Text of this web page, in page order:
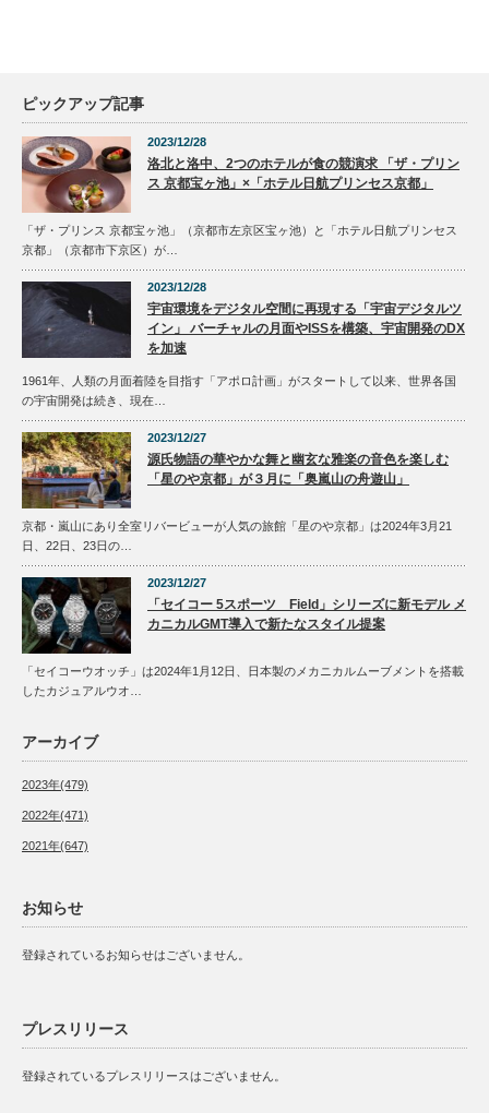
ピックアップ記事
2023/12/28
洛北と洛中、2つのホテルが食の競演求 「ザ・プリン
ス 京都宝ヶ池」×「ホテル日航プリンセス京都」
「ザ・プリンス 京都宝ヶ池」（京都市左京区宝ヶ池）と「ホテル日航プリンセス
京都」（京都市下京区）が…
2023/12/28
宇宙環境をデジタル空間に再現する「宇宙デジタルツ
イン」 バーチャルの月面やISSを構築、宇宙開発のDX
を加速
1961年、人類の月面着陸を目指す「アポロ計画」がスタートして以来、世界各国
の宇宙開発は続き、現在…
2023/12/27
源氏物語の華やかな舞と幽玄な雅楽の音色を楽しむ
「星のや京都」が３月に「奥嵐山の舟遊山」
京都・嵐山にあり全室リバービューが人気の旅館「星のや京都」は2024年3月21
日、22日、23日の…
2023/12/27
「セイコー 5スポーツ Field」シリーズに新モデル メ
カニカルGMT導入で新たなスタイル提案
「セイコーウオッチ」は2024年1月12日、日本製のメカニカルムーブメントを搭載
したカジュアルウオ…
アーカイブ
2023年(479)
2022年(471)
2021年(647)
お知らせ
登録されているお知らせはございません。
プレスリリース
登録されているプレスリリースはございません。